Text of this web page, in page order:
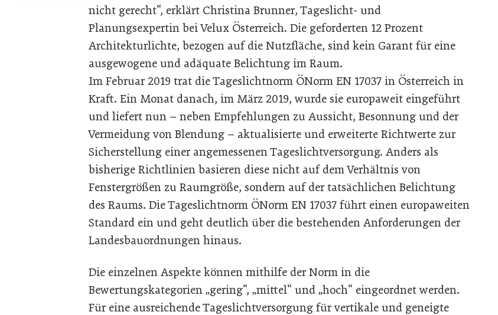
nicht gerecht“, erklärt Christina Brunner, Tageslicht- und
Planungsexpertin bei Velux Österreich. Die geforderten 12 Prozent
Architekturlichte, bezogen auf die Nutzfläche, sind kein Garant für eine
ausgewogene und adäquate Belichtung im Raum.
Im Februar 2019 trat die Tageslichtnorm ÖNorm EN 17037 in Österreich in
Kraft. Ein Monat danach, im März 2019, wurde sie europaweit eingeführt
und liefert nun – neben Empfehlungen zu Aussicht, Besonnung und der
Vermeidung von Blendung – aktualisierte und erweiterte Richtwerte zur
Sicherstellung einer angemessenen Tageslichtversorgung. Anders als
bisherige Richtlinien basieren diese nicht auf dem Verhältnis von
Fenstergrößen zu Raumgröße, sondern auf der tatsächlichen Belichtung
des Raums. Die Tageslichtnorm ÖNorm EN 17037 führt einen europaweiten
Standard ein und geht deutlich über die bestehenden Anforderungen der
Landesbauordnungen hinaus.
Die einzelnen Aspekte können mithilfe der Norm in die
Bewertungskategorien „gering“, „mittel“ und „hoch“ eingeordnet werden.
Für eine ausreichende Tageslichtversorgung für vertikale und geneigte